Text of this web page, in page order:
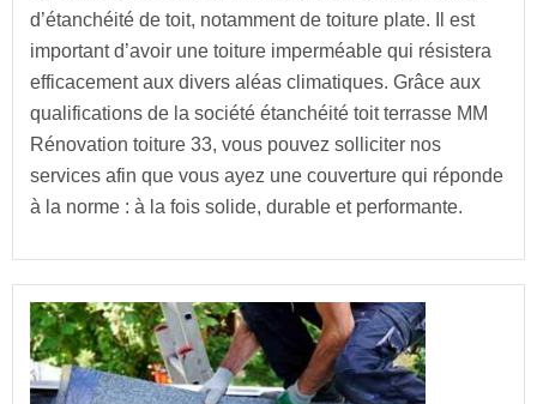
d’étanchéité de toit, notamment de toiture plate. Il est
important d’avoir une toiture imperméable qui résistera
efficacement aux divers aléas climatiques. Grâce aux
qualifications de la société étanchéité toit terrasse MM
Rénovation toiture 33, vous pouvez solliciter nos
services afin que vous ayez une couverture qui réponde
à la norme : à la fois solide, durable et performante.